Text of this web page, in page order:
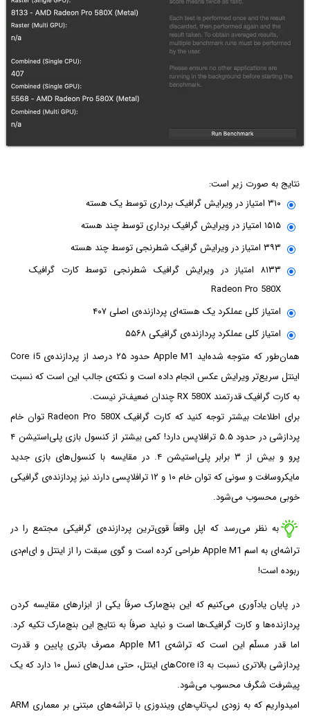
نتایج به صورت زیر است:
۳۱۰ امتیاز در ویرایش گرافیک برداری توسط یک هسته
۱۵۱۵ امتیاز در ویرایش گرافیک برداری توسط چند هسته
۳۹۳ امتیاز در ویرایش گرافیک شطرنجی توسط چند هسته
۸۱۳۳ امتیاز در ویرایش گرافیک شطرنجی توسط کارت گرافیک
Radeon Pro 580X
امتیاز کلی عملکرد یک هسته‌ای پردازنده‌ی اصلی ۴۰۷
امتیاز کلی عملکرد پردازنده‌ی گرافیکی ۵۵۶۸
همان‌طور که متوجه شده‌اید Apple M1 حدود ۲۵ درصد از پردازنده‌ی Core i5
اینتل سریع‌تر ویرایش عکس انجام داده است و نکته‌ی جالب این است که نسبت
به کارت گرافیک قدرتمند RX 580X چندان ضعیف‌تر نیست.
برای اطلاعات بیشتر توجه کنید که کارت گرافیک Radeon Pro 580X توان خام
پردازشی در حدود ۵.۵ ترافلاپس دارد! کمی بیشتر از کنسول بازی پلی‌استیشن ۴
پرو و بیش از ۳ برابر پلی‌استیشن ۴. در مقایسه با کنسول‌های بازی جدید
مایکروسافت و سونی که توان خام ۱۰ و ۱۲ ترافلاپسی دارند نیز پردازنده‌ی گرافیکی
خوبی محسوب می‌شود.
به نظر می‌رسد که اپل واقعاً قوی‌ترین پردازنده‌ی گرافیکی مجتمع را در
تراشه‌ای به اسم Apple M1 طراحی کرده است و گوی سبقت را از اینتل و ای‌ام‌دی
ربوده است!
در پایان یادآوری می‌کنیم که این بنچ‌مارک صرفاً یکی از ابزارهای مقایسه کردن
پردازنده‌ها و کارت گرافیک‌ها است و نباید صرفاً به نتایج این بنچ‌مارک تکیه کرد.
اما قدر مسلّم این است که تراشه‌ی Apple M1 مصرف باتری پایین و قدرت
پردازشی بالاتری نسبت به Core i3های اینتل، حتی مدل‌های نسل ۱۰ دارد که یک
پیشرفت شگرف محسوب می‌شود.
امیدواریم که به زودی لپ‌تاپ‌های ویندوزی با تراشه‌های مبتنی بر معماری ARM